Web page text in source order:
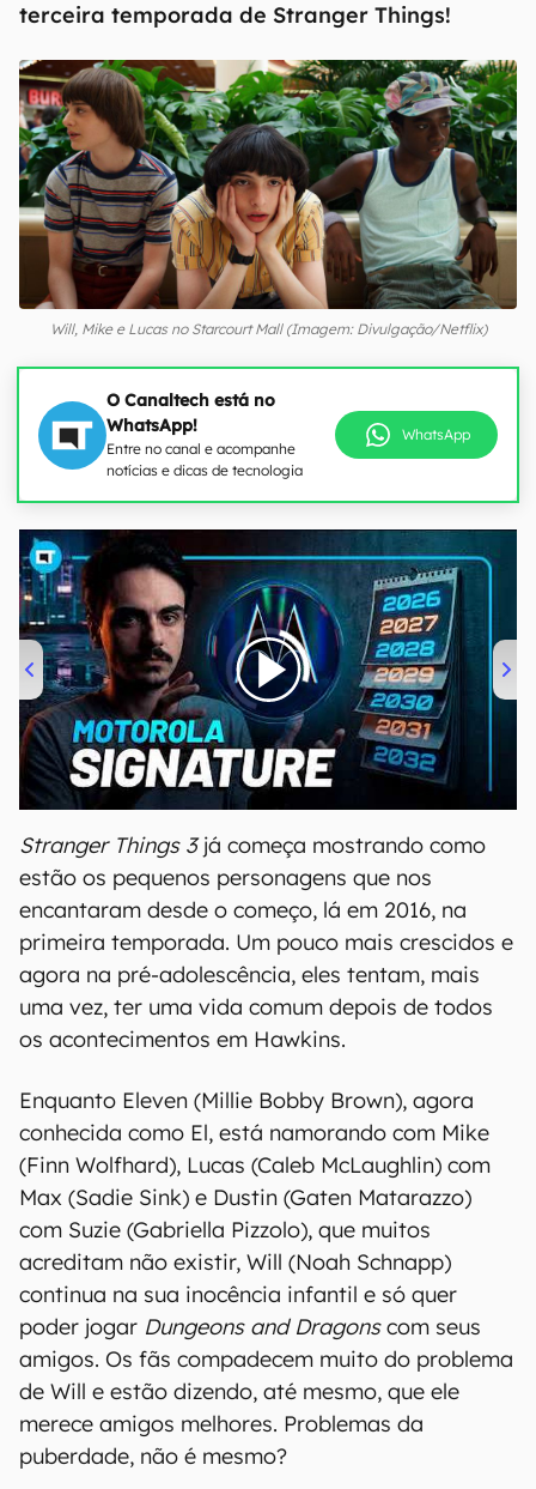
terceira temporada de Stranger Things!
Will, Mike e Lucas no Starcourt Mall (Imagem: Divulgação/Netflix)
O Canaltech está no
WhatsApp!
Entre no canal e acompanhe
notícias e dicas de tecnologia
WhatsApp
00:00/20:46
Stranger Things 3já começa mostrando como
estão os pequenos personagens que nos
encantaram desde o começo, lá em 2016, na
primeira temporada. Um pouco mais crescidos e
agora na pré-adolescência, eles tentam, mais
uma vez, ter uma vida comum depois de todos
os acontecimentos em Hawkins.
Enquanto Eleven (Millie Bobby Brown), agora
conhecida como El, está namorando com Mike
(Finn Wolfhard), Lucas (Caleb McLaughlin) com
Max (Sadie Sink) e Dustin (Gaten Matarazzo)
com Suzie (Gabriella Pizzolo), que muitos
acreditam não existir, Will (Noah Schnapp)
continua na sua inocência infantil e só quer
poder jogar Dungeons and Dragonscom seus
amigos. Os fãs compadecem muito do problema
de Will e estão dizendo, até mesmo, que ele
merece amigos melhores. Problemas da
puberdade, não é mesmo?